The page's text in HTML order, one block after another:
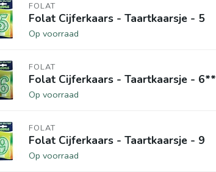
FOLAT
Folat Cijferkaars - Taartkaarsje - 5
Op voorraad
FOLAT
Folat Cijferkaars - Taartkaarsje - 6**
Op voorraad
FOLAT
Folat Cijferkaars - Taartkaarsje - 9
Op voorraad